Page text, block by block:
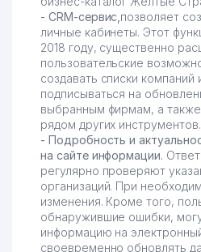
- CRM-сервис, позволяет
личные кабинеты. Этот
2018 году, существенно
пользовательские
создавать списки компаний
подписываться на
выбранным фирмам, а
рядом других инструментов.
- Подробность и
на сайте информации.
регулярно проверяют
организаций. При
изменения. Кроме того,
обнаружившие ошибки,
информацию на
своевременно обновлять